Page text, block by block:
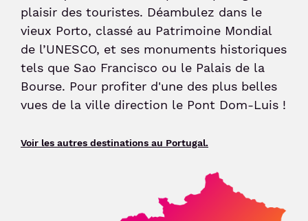
Sénior et PMR
plaisir des touristes. Déambulez dans le
vieux Porto, classé au Patrimoine Mondial
de l’UNESCO, et ses monuments historiques
tels que Sao Francisco ou le Palais de la
Bourse. Pour profiter d'une des plus belles
vues de la ville direction le Pont Dom-Luis !
Voir les autres destinations au Portugal.